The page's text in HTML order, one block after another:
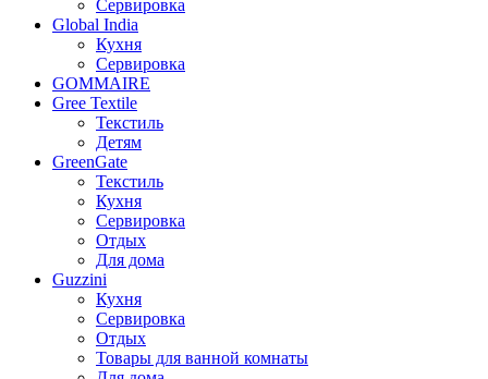
Сервировка
Global India
Кухня
Сервировка
GOMMAIRE
Gree Textile
Текстиль
Детям
GreenGate
Текстиль
Кухня
Сервировка
Отдых
Для дома
Guzzini
Кухня
Сервировка
Отдых
Товары для ванной комнаты